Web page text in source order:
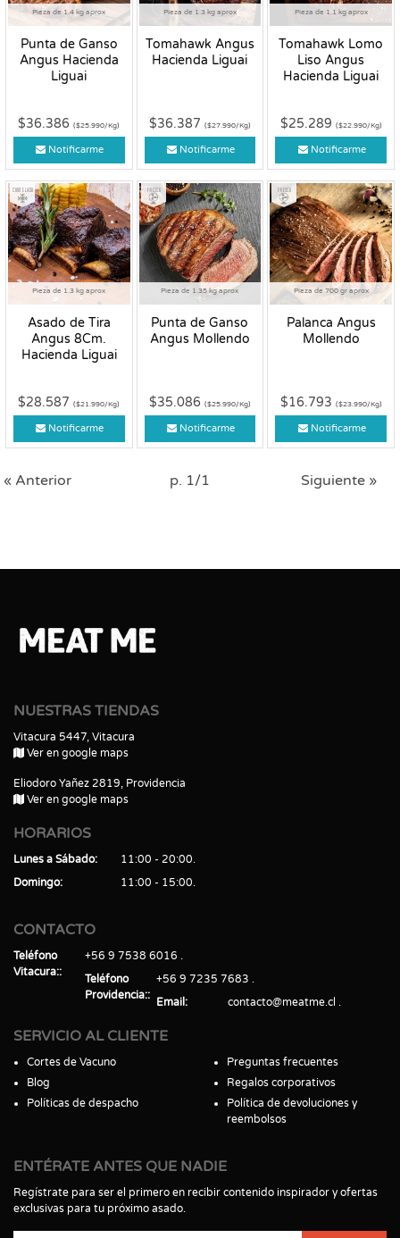
Pieza de 1.4 kg aprox
Punta de Ganso
Angus Hacienda
Liguai
$36.386($25.990/Kg)
Notificarme
Pieza de 1.3 kg aprox
Tomahawk Angus
Hacienda Liguai
$36.387 ($27.990/Kg)
Notificarme
Pieza de 1.1 kg aprox
Tomahawk Lomo
Liso Angus
Hacienda Liguai
$25.289 ($22.990/Kg)
Notificarme
Pieza de 1.3 kg aprox
Asado de Tira
Angus 8Cm.
Hacienda Liguai
Congelado
$28.587($21.990/Kg)
Notificarme
Pieza de 1.35 kg aprox
Punta de Ganso
Angus Mollendo
Fresco
$35.086 ($25.990/Kg)
Notificarme
Pieza de 700 gr aprox
Palanca Angus
Mollendo
Fresco
$16.793 ($23.990/Kg)
Notificarme
« Anterior p. 1/1 Siguiente »
NUESTRAS TIENDAS
Vitacura 5447, Vitacura
Ver en google maps
Eliodoro Yañez 2819, Providencia
Ver en google maps
HORARIOS
Lunes a Sábado
11:00 - 20:00
Domingo
11:00 - 15:00
CONTACTO
Teléfono
Vitacura:
+56 9 7538 6016
Teléfono
Providencia:
+56 9 7235 7683
Email
contacto@meatme.cl
SERVICIO AL CLIENTE
Cortes de Vacuno
Blog
Políticas de despacho
Preguntas frecuentes
Regalos corporativos
Política de devoluciones y
reembolsos
ENTÉRATE ANTES QUE NADIE
Regístrate para ser el primero en recibir contenido inspirador y ofertas
exclusivas para tu próximo asado.